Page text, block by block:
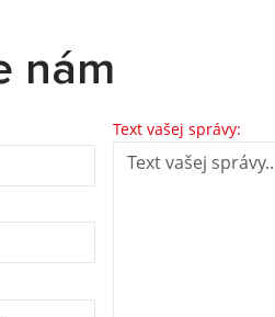
nám
Text vašej správy: